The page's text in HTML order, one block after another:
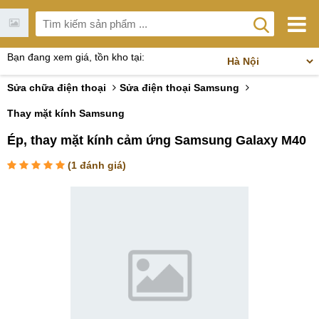
Bạn đang xem giá, tồn kho tại:
Sửa chữa điện thoại Sửa điện thoại Samsung
Thay mặt kính Samsung
Ép, thay mặt kính cảm ứng Samsung Galaxy M40
(1 đánh giá)